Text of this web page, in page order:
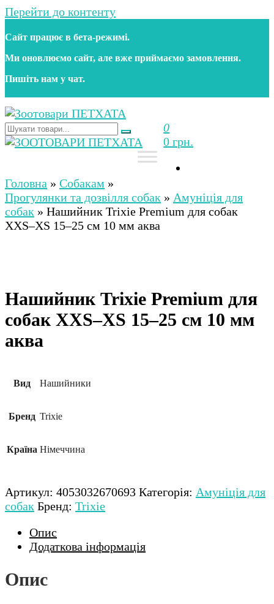
Перейти до контенту
Сайт працює в бета‑режимі.
Ми оновлюємо сайт, але вже приймаємо замовлення.
Пишіть нам у чат.
Зоотовари ПЕТХАТА
Зоомагазин для собак та котів | Корм, іграшки,
аксесуари та догляд за тваринами. Доставка по
0
0 грн.
Зоомагазин для собак та котів | Корм, іграшки,
аксесуари та догляд за тваринами. Доставка по
Україні
Головна » Собакам »
Прогулянки та дозвілля собак » Амуніція для
собак » Нашийник Trixie Premium для собак
XXS–XS 15–25 см 10 мм аква
Нашийник Trixie Premium для
собак XXS–XS 15–25 см 10 мм
аква
Вид Нашийники
Бренд Trixie
Країна Німеччина
Артикул: 4053032670693 Категорія: Амуніція для
собак Бренд: Trixie
Опис
Додаткова інформація
Опис